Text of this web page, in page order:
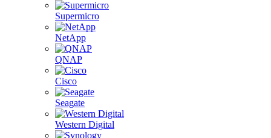
Supermicro
NetApp
QNAP
Cisco
Seagate
Western Digital